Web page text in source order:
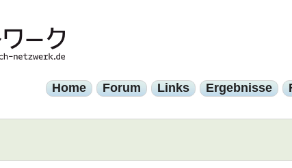
Home Forum Links Ergebnisse